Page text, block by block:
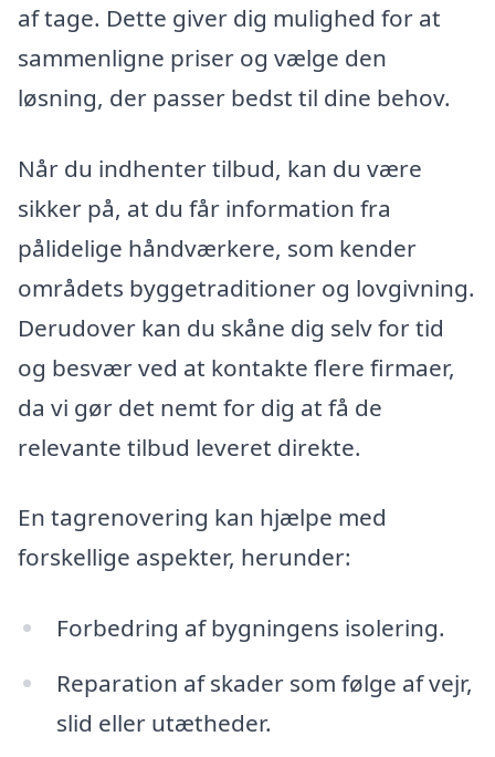
af tage. Dette giver dig mulighed for at
sammenligne priser og vælge den
løsning, der passer bedst til dine behov.
Når du indhenter tilbud, kan du være
sikker på, at du får information fra
pålidelige håndværkere, som kender
områdets byggetraditioner og lovgivning.
Derudover kan du skåne dig selv for tid
og besvær ved at kontakte flere firmaer,
da vi gør det nemt for dig at få de
relevante tilbud leveret direkte.
En tagrenovering kan hjælpe med
forskellige aspekter, herunder:
Forbedring af bygningens isolering.
Reparation af skader som følge af vejr,
slid eller utætheder.